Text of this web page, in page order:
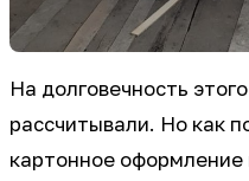
На долговечность
рассчитывали. Но как
картонное оформление